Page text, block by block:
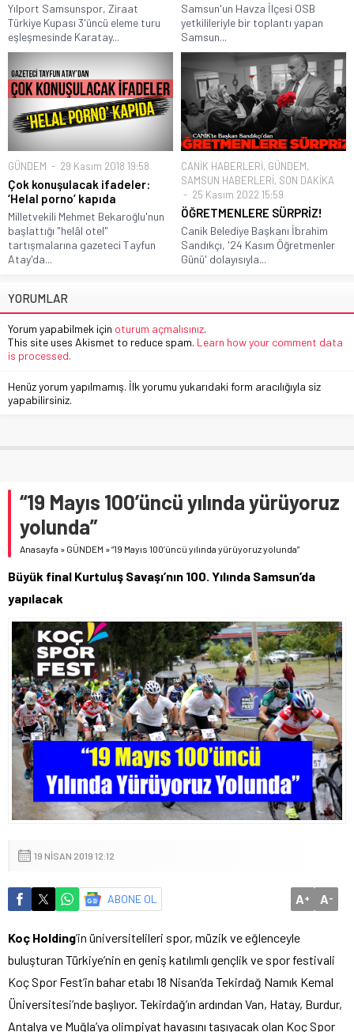
Yılport Samsunspor, Ziraat
Türkiye Kupası 3'üncü eleme turu
eşleşmesinde Karatay...
Samsun'un Havza İlçesi OSB
yetkilileriyle bir toplantı yapan
Samsun...
GÜNDEM 29 Kasım 2018 19:58
Çok konuşulacak ifadeler:
‘Helal porno’ kapıda
Milletvekili Mehmet Bekaroğlu'nun
başlattığı "helâl otel"
tartışmalarına gazeteci Tayfun
Atay'da...
CANİK HABERLERİ, GÜNDEM,
SAMSUN HABERLERİ, SON DAKİKA
25 Kasım 2022 15:59
ÖĞRETMENLERE SÜRPRİZ!
Canik Belediye Başkanı İbrahim
Sandıkçı, '24 Kasım Öğretmenler
Günü' dolayısıyla...
YORUMLAR
Yorum yapabilmek için oturum açmalısınız.
This site uses Akismet to reduce spam. Learn how your comment data
is processed.
Henüz yorum yapılmamış. İlk yorumu yukarıdaki form aracılığıyla siz
yapabilirsiniz.
“19 Mayıs 100’üncü yılında yürüyoruz
yolunda”
Anasayfa » GÜNDEM »“19 Mayıs 100’üncü yılında yürüyoruz yolunda”
Büyük final Kurtuluş Savaşı’nın 100. Yılında Samsun’da
yapılacak
19 NISAN 2019 12:12
ABONE OL A+ A-
Koç Holding’in üniversitelileri spor, müzik ve eğlenceyle
buluşturan Türkiye’nin en geniş katılımlı gençlik ve spor festivali
Koç Spor Fest’in bahar etabı 18 Nisan’da Tekirdağ Namık Kemal
Üniversitesi’nde başlıyor. Tekirdağ’ın ardından Van, Hatay, Burdur,
Antalya ve Muğla’ya olimpiyat havasını taşıyacak olan Koç Spor